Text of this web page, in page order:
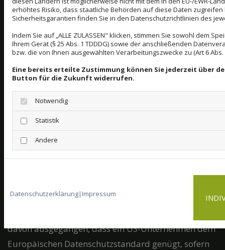
besonderen Voraussetzungen der Art. 44 ff. DS-GVO
erfüllt sind. Dies schließt insbesondere den
Abschluss von Standard Datenschutzklauseln
EU-SCC
“) mit dem Subunternehmer
ein. Hierfür hat der Auftragnehmer das Modul
„Processor to Processor“ zu nutzen sowie ein sog.
„Transfer Impact Assessment“ (nachfolgend: „
durchzuführen.
Für die USA wurde diesbezüglich ein
Übereinkommen zwischen der Europäischen Union
Datenverarbeitungen in den USA gewährleisten soll
davon ausgegangen, dass ein US-Unternehmen dem
Europäischen Datenschutzstandard genügt, sofern
erhöhtes Risiko, dass staatliche Behörden auf diese Daten
Sicherheitsgarantien finden Sie in den Datenschutzrichtlinien des
Indem Sie auf „ALLE ZULASSEN" klicken, stimmen Sie sowohl dem
Ihrem Gerät (§ 25 Abs. 1 TDDDG) sowie der anschließenden
bzw. die von Ihnen ausgewählten Verarbeitungszwecke zu (Art 6 Abs.
Eine bereits erteilte Zustimmung können Sie jederzeit über
Button für die Zukunft widerrufen.
Notwendig
Statistik
Andere
Datenschutzerklärung| Impressum